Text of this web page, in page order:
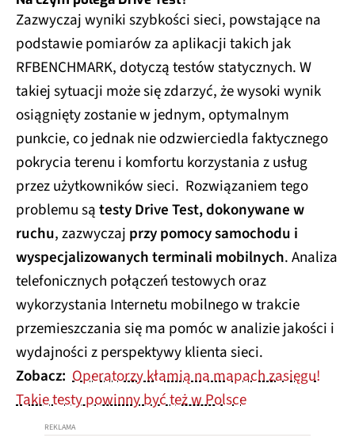
Zazwyczaj wyniki szybkości sieci, powstające na
podstawie pomiarów za aplikacji takich jak
RFBENCHMARK, dotyczą testów statycznych. W
takiej sytuacji może się zdarzyć, że wysoki wynik
osiągnięty zostanie w jednym, optymalnym
punkcie, co jednak nie odzwierciedla faktycznego
pokrycia terenu i komfortu korzystania z usług
przez użytkowników sieci. Rozwiązaniem tego
problemu sątesty Drive Test, dokonywane w
ruchu, zazwyczaj przy pomocy samochodu i
wyspecjalizowanych terminali mobilnych. Analiza
telefonicznych połączeń testowych oraz
wykorzystania Internetu mobilnego w trakcie
przemieszczania się ma pomóc w analizie jakości i
wydajności z perspektywy klienta sieci.
Zobacz: Operatorzy kłamią na mapach zasięgu!
Takie testy powinny być też w Polsce